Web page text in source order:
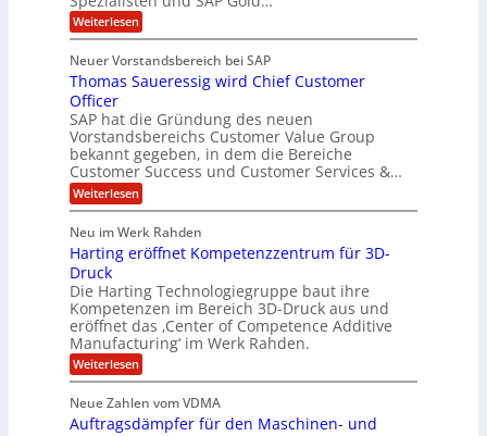
F
S
i
s
u
l
i
a
H
u
b
e
r
ä
l
t
6
5
M
i
n
t
C
T
O
V
P
S
a
l
e
s
n
g
i
n
e
r
i
t
y
y
s
e
m
S
t
e
l
l
r
i
e
r
s
i
o
n
3
.
2
Weiterlesen:
A
l
f
r
O
n
e
G
r
o
p
ü
b
r
n
i
m
m
t
A
p
s
o
Neuer Vorstandsbereich bei SAP
Thomas Saueressig wird Chief Customer
Officer
SAP hat die Gründung des neuen
Vorstandsbereichs Customer Value Group
bekannt gegeben, in dem die Bereiche
Customer Success und Customer Services &…
Weiterlesen:
T
o
m
S
a
u
e
r
e
s
i
Neu im Werk Rahden
Harting eröffnet Kompetenzzentrum für 3D-
Druck
Die Harting Technologiegruppe baut ihre
Kompetenzen im Bereich 3D-Druck aus und
eröffnet das ‚Center of Competence Additive
Manufacturing‘ im Werk Rahden.
Weiterlesen:
H
r
t
Neue Zahlen vom VDMA
Auftragsdämpfer für den Maschinen- und